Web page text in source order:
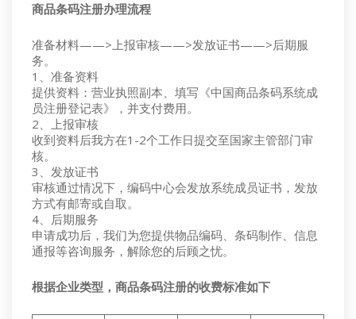
商品条码注册办理流程
准备材料——>上报审核——>发放证书——>后期服
务。
1、准备资料
提供资料：营业执照副本、填写《中国商品条码系统成
员注册登记表》，并支付费用。
2、上报审核
收到资料后我方在1-2个工作日提交至国家主管部门审
核。
3、发放证书
审核通过情况下，编码中心会发放系统成员证书，发放
方式有邮寄或自取。
4、后期服务
申请成功后，我们为您提供物品编码、条码制作、信息
通报等咨询服务，解除您的后顾之忧。
根据企业类型，商品条码注册的收费标准如下